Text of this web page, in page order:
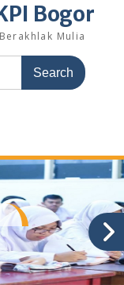
Bogor
Mulia